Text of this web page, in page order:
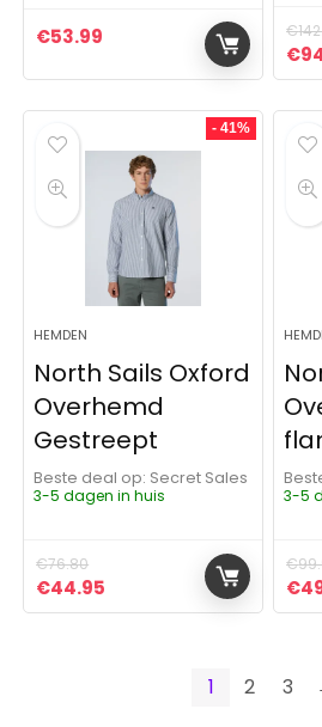
€53.99 €
€
- 41%
HEMDEN
North Sails Oxford
Overhemd
Gestreept
Beste deal op:
Secret Sales
3-5 dagen in huis
€76.80
Oorspronkelijke prijs was:
€44.95 Huidige prijs is:
3-5
€
€
1 2 3